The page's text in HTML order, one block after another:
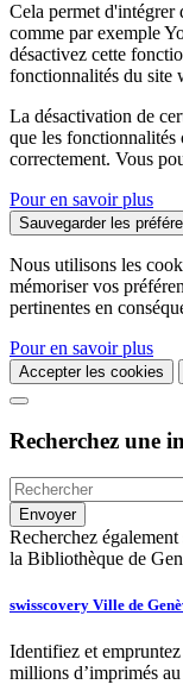
Cela permet d'intégrer
comme par exemple
désactivez cette
fonctionnalités du site
La désactivation de
que les fonctionnalités
correctement. Vous
Pour en savoir plus
Sauvegarder les
Nous utilisons les
mémoriser vos
pertinentes en
Pour en savoir plus
Accepter les cookies
Recherchez une
Recherchez
la Bibliothèque de
swisscovery Ville de
Identifiez et
millions d’imprimés